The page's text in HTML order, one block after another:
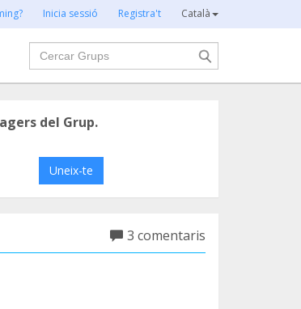
Inicia sessió Registra't Català
Cercar
del Grup.
Uneix-te
3 comentaris